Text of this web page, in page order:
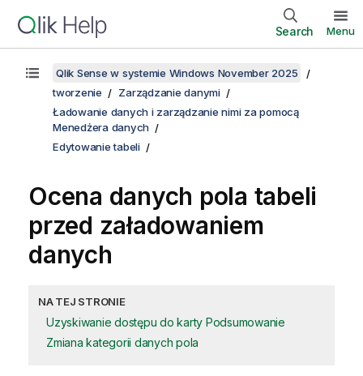
Search Menu
Qlik Sense w systemie Windows November 2025
tworzenie
Zarządzanie danymi
Ładowanie danych i zarządzanie nimi za pomocą
Menedżera danych
Edytowanie tabeli
Ocena danych pola tabeli
przed załadowaniem
danych
NA TEJ STRONIE
Uzyskiwanie dostępu do karty Podsumowanie
Zmiana kategorii danych pola